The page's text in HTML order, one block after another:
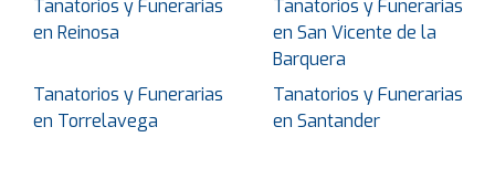
Tanatorios y Funerarias
en Reinosa
Tanatorios y Funerarias
en San Vicente de la
Barquera
Tanatorios y Funerarias
en Torrelavega
Tanatorios y Funerarias
en Santander